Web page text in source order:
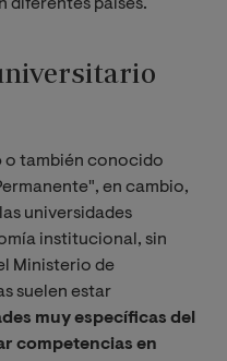
diferentes países.
o también conocido
en cambio,
universidades
institucional, sin
Ministerio de
suelen estar
muy específicas del
competencias en